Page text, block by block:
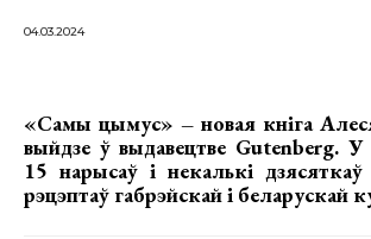
04.03.2024
«Самы цымус» – новая кніга
выйдзе ў выдавецтве Gutenberg. У
15 нарысаў і некалькі
рэцэптаў габрэйскай і беларускай